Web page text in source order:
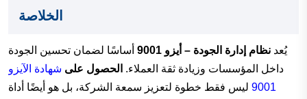
الخلاصة
يُعد نظام إدارة الجودة – أيزو 9001
أساسًا لضمان تحسين الجودة
داخل المؤسسات وزيادة ثقة العملاء. الحصول على شهادة الآيزو
9001 ليس فقط خطوة لتعزيز سمعة الشركة، بل هو أيضًا أداة